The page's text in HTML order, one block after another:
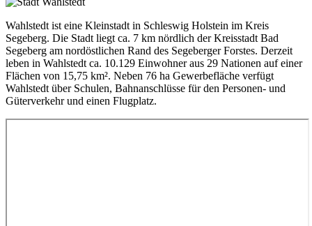
Wahlstedt ist eine Kleinstadt in Schleswig Holstein im Kreis
Segeberg. Die Stadt liegt ca. 7 km nördlich der Kreisstadt Bad
Segeberg am nordöstlichen Rand des Segeberger Forstes. Derzeit
leben in Wahlstedt ca. 10.129 Einwohner aus 29 Nationen auf einer
Flächen von 15,75 km². Neben 76 ha Gewerbefläche verfügt
Wahlstedt über Schulen, Bahnanschlüsse für den Personen- und
Güterverkehr und einen Flugplatz.